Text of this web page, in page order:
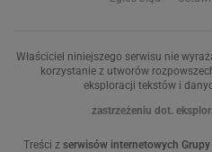
Właściciel niniejszego serwisu nie
korzystanie z utworów
eksploracji tekstów i
zastrzeżeniu dot.
Treści z serwisów internetowych Grupy